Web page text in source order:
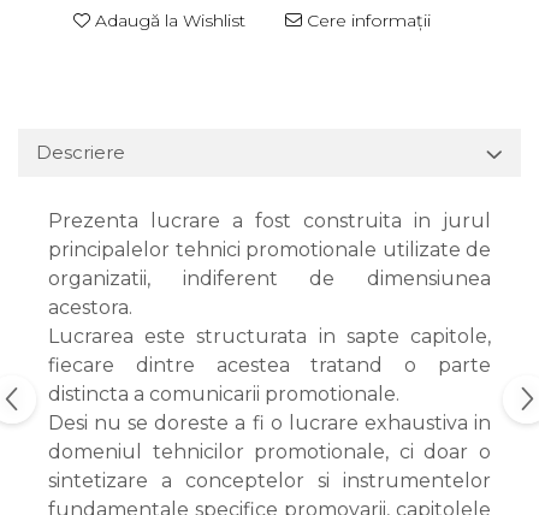
Adaugă la Wishlist Cere informații
Descriere
Prezenta lucrare a fost construita in jurul
principalelor tehnici promotionale utilizate de
organizatii, indiferent de dimensiunea
acestora.
Lucrarea este structurata in sapte capitole,
fiecare dintre acestea tratand o parte
distincta a comunicarii promotionale.
Desi nu se doreste a fi o lucrare exhaustiva in
domeniul tehnicilor promotionale, ci doar o
sintetizare a conceptelor si instrumentelor
fundamentale specifice promovarii, capitolele